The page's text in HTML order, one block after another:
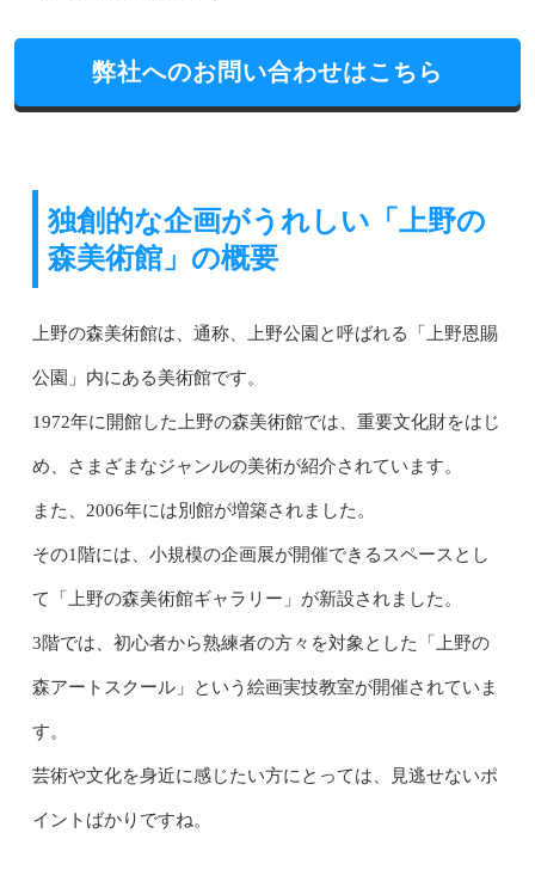
弊社へのお問い合わせはこちら
独創的な企画がうれしい「上野の
森美術館」の概要
上野の森美術館は、通称、上野公園と呼ばれる「上野恩賜
公園」内にある美術館です。
1972年に開館した上野の森美術館では、重要文化財をはじ
め、さまざまなジャンルの美術が紹介されています。
また、2006年には別館が増築されました。
その1階には、小規模の企画展が開催できるスペースとし
て「上野の森美術館ギャラリー」が新設されました。
3階では、初心者から熟練者の方々を対象とした「上野の
森アートスクール」という絵画実技教室が開催されていま
す。
芸術や文化を身近に感じたい方にとっては、見逃せないポ
イントばかりですね。